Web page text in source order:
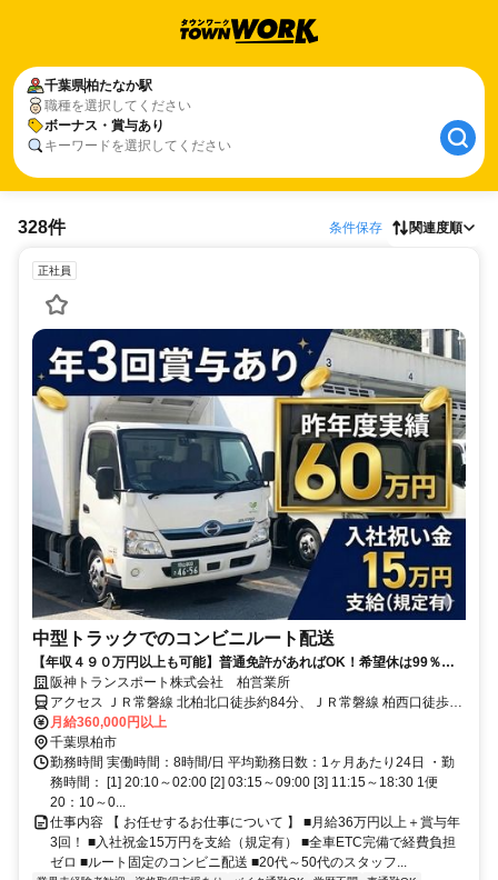
千葉県柏たなか駅
職種を選択してください
ボーナス・賞与あり
キーワードを選択してください
328件 条件保存 関連度順
正社員
中型トラックでのコンビニルート配送
【年収４９０万円以上も可能】普通免許があればOK！希望休は99％考
慮！連休取得も可能◎ETC利用可能！毎日定時に帰れるルート配送！
【賞与年3回】
阪神トランスポート株式会社 柏営業所
アクセス ＪＲ常磐線 北柏北口徒歩約84分、ＪＲ常磐線 柏西口徒歩約
85分、東武野田線 柏西口徒歩約85分
月給360,000円以上
千葉県柏市
勤務時間 実働時間：8時間/日 平均勤務日数：1ヶ月あたり24日 ・勤
務時間： [1] 20:10～02:00 [2] 03:15～09:00 [3] 11:15～18:30 1便
20：10～0...
仕事内容 【 お任せするお仕事について 】 ■月給36万円以上＋賞与年
3回！ ■入社祝金15万円を支給（規定有） ■全車ETC完備で経費負担
ゼロ ■ルート固定のコンビニ配送 ■20代～50代のスタッフ...